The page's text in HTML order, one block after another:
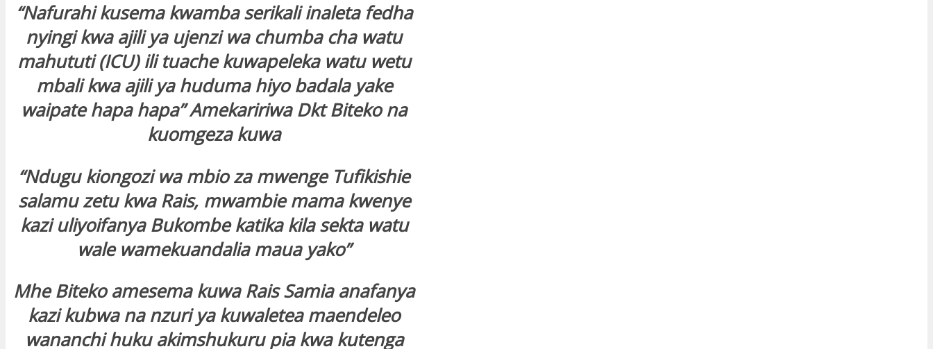
“Nafurahi kusema kwamba serikali inaleta fedha
nyingi kwa ajili ya ujenzi wa chumba cha watu
mahututi (ICU) ili tuache kuwapeleka watu wetu
mbali kwa ajili ya huduma hiyo badala yake
waipate hapa hapa” Amekaririwa Dkt Biteko na
kuomgeza kuwa
“Ndugu kiongozi wa mbio za mwenge Tufikishie
salamu zetu kwa Rais, mwambie mama kwenye
kazi uliyoifanya Bukombe katika kila sekta watu
wale wamekuandalia maua yako”
Mhe Biteko amesema kuwa Rais Samia anafanya
kazi kubwa na nzuri ya kuwaletea maendeleo
wananchi huku akimshukuru pia kwa kutenga